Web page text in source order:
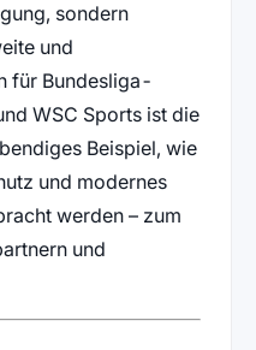
sondern
und
für Bundesliga-
WSC Sports ist die
Beispiel, wie
und modernes
werden – zum
und